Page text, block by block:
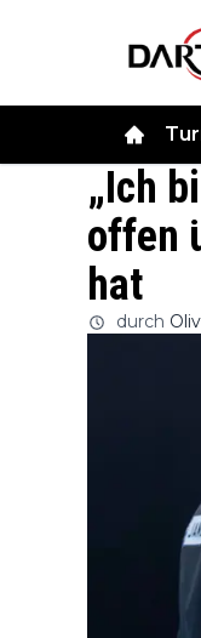
„Ich
offen
hat
durch